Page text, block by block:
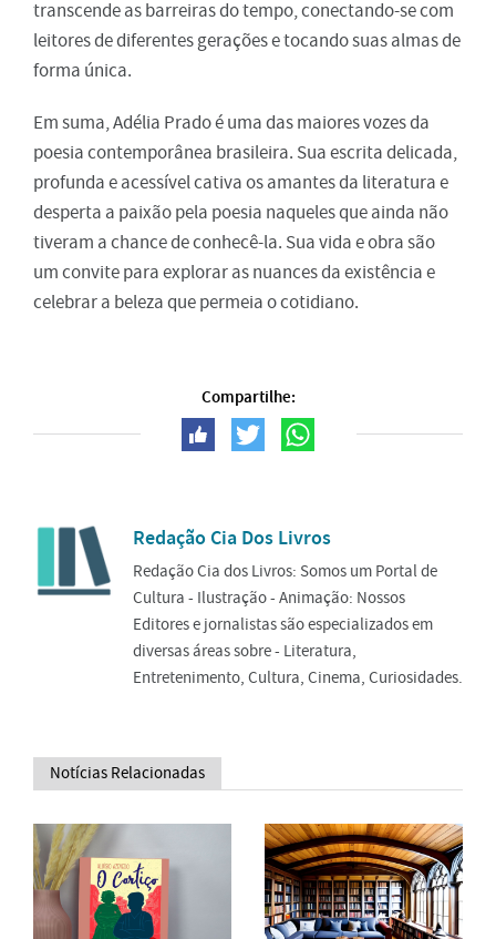
transcende as barreiras do tempo, conectando-se com
leitores de diferentes gerações e tocando suas almas de
forma única.
Em suma, Adélia Prado é uma das maiores vozes da
poesia contemporânea brasileira. Sua escrita delicada,
profunda e acessível cativa os amantes da literatura e
desperta a paixão pela poesia naqueles que ainda não
tiveram a chance de conhecê-la. Sua vida e obra são
um convite para explorar as nuances da existência e
celebrar a beleza que permeia o cotidiano.
Compartilhe:
Redação Cia Dos Livros
Redação Cia dos Livros: Somos um Portal de
Cultura - Ilustração - Animação: Nossos
Editores e jornalistas são especializados em
diversas áreas sobre - Literatura,
Entretenimento, Cultura, Cinema, Curiosidades.
Notícias Relacionadas